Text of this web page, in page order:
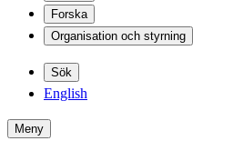
Forska
Organisation och styrning
Sök
English
Meny